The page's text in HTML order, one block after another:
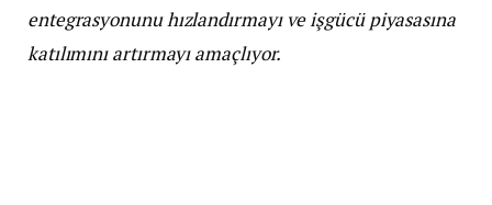
entegrasyonunu hızlandırmayı ve işgücü piyasasına
katılımını artırmayı amaçlıyor.